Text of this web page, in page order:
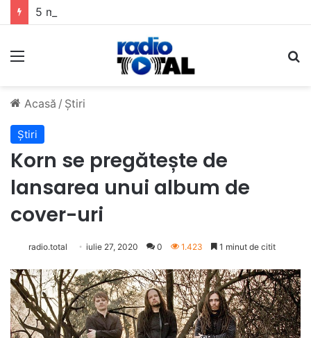
Meniu
Acasă / Știri
Știri
Korn se pregătește de
lansarea unui album de
cover-uri
radio.total iulie 27, 2020 0 1.423 1 minut de citit